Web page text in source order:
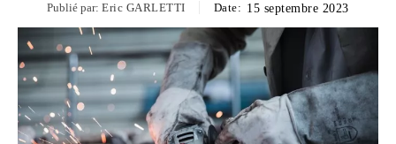
Publié par: Eric GARLETTI Date: 15 septembre 2023